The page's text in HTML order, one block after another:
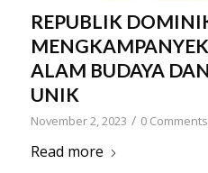
REPUBLIK
ALAM BUDAYA
UNIK
November 2, 2023 / 0 Comments
Read more